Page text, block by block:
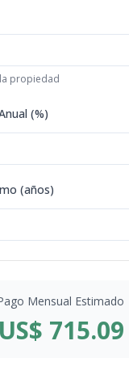
propiedad
(%)
(años)
Mensual Estimado
US$ 715.09